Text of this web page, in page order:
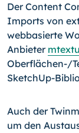
Der Content
Imports von
webbasierte
Anbieter
Oberflächen-/
SketchUp-
Auch der
um den